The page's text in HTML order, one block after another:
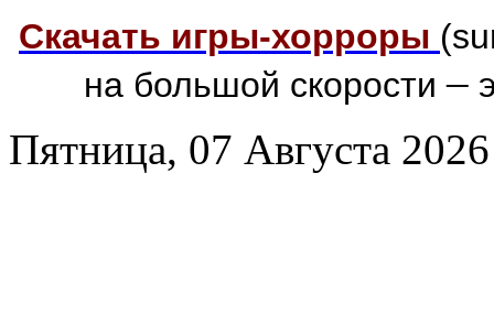
Скачать игры-хорроры
на большой скорости–
Пятница, 07 Августа 2026